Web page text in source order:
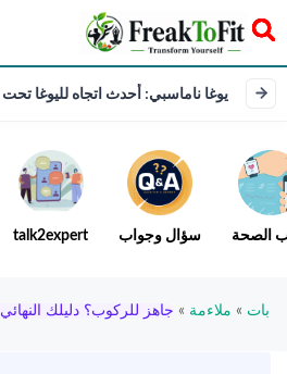
سخر
يوغا ناماسبي: أحدث اتجاه لليوغا تحت
talk2expert سؤال وجواب الصحة
بات » ملاءمة » جاهز للركوب؟ دليلك